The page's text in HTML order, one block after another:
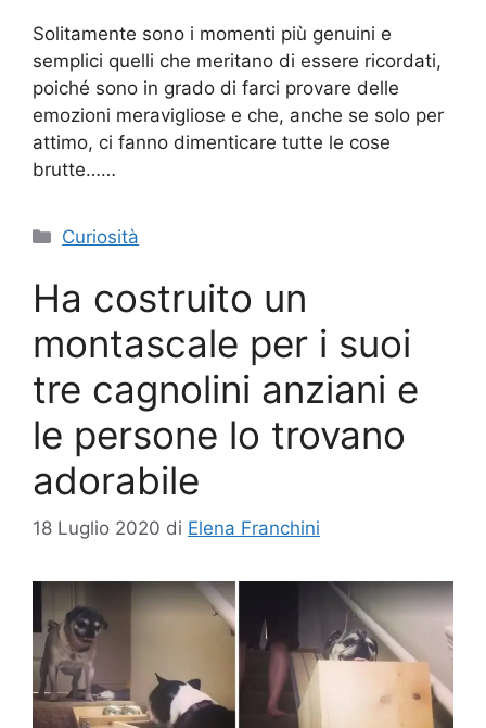
Solitamente sono i momenti più genuini e
semplici quelli che meritano di essere ricordati,
poiché sono in grado di farci provare delle
emozioni meravigliose e che, anche se solo per
attimo, ci fanno dimenticare tutte le cose
brutte……
Categorie
Curiosità
Ha costruito un
montascale per i suoi
tre cagnolini anziani e
le persone lo trovano
adorabile
18 Luglio 2020 di Elena Franchini